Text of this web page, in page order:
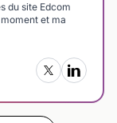
du site Edcom
et ma